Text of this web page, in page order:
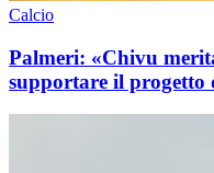
Calcio
Palmeri: «Chivu
supportare il progetto